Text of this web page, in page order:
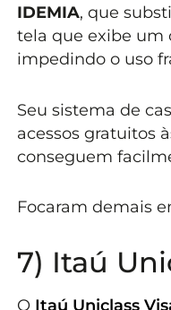
IDEMIA, que
tela que exibe um
impedindo o uso
Seu sistema de
acessos gratuitos
conseguem
Focaram demais
7) Itaú
O Itaú Uniclass